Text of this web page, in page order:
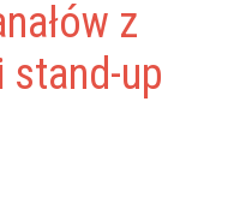
z
stand-up